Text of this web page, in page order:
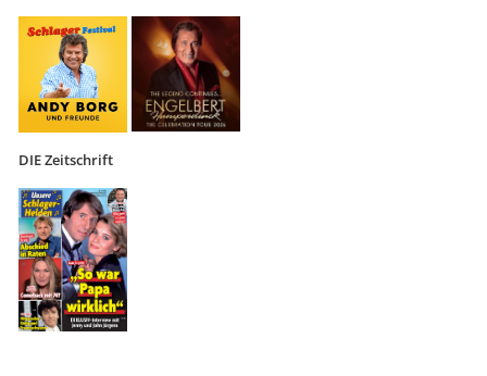
DIE Zeitschrift